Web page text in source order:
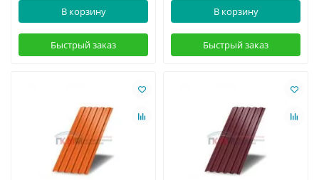
В корзину
Быстрый заказ
В корзину
Быстрый заказ